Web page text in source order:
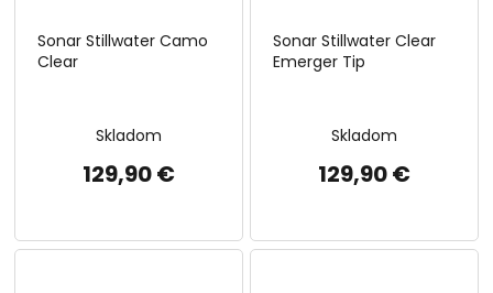
Sonar Stillwater Camo
Clear
Skladom
129,90 €
Sonar Stillwater Clear
Emerger Tip
Skladom
129,90 €